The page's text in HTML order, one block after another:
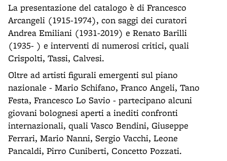
La presentazione del catalogo è di Francesco
Arcangeli (1915-1974), con saggi dei curatori
Andrea Emiliani (1931-2019) e Renato Barilli
(1935- ) e interventi di numerosi critici, quali
Crispolti, Tassi, Calvesi.
Oltre ad artisti figurali emergenti sul piano
nazionale - Mario Schifano, Franco Angeli, Tano
Festa, Francesco Lo Savio - partecipano alcuni
giovani bolognesi aperti a inediti confronti
internazionali, quali Vasco Bendini, Giuseppe
Ferrari, Mario Nanni, Sergio Vacchi, Leone
Pancaldi, Pirro Cuniberti, Concetto Pozzati.